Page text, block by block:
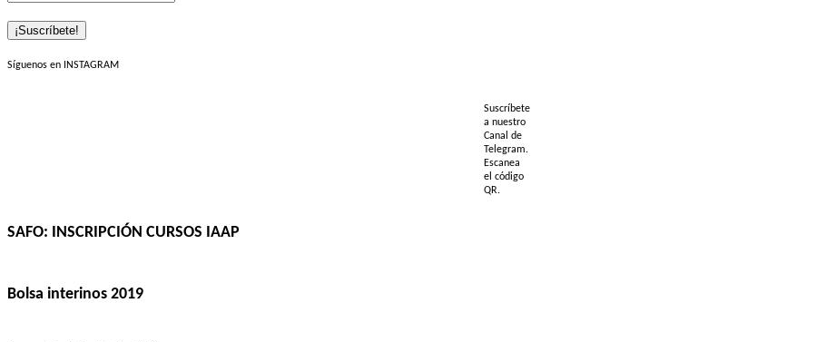
Síguenos en INSTAGRAM
Suscríbete
a nuestro
Canal de
Telegram.
Escanea
el código
QR.
SAFO: INSCRIPCIÓN CURSOS IAAP
Bolsa interinos 2019